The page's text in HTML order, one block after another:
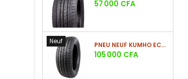
Prix
57 000 CFA
Neuf PNEU NEUF KUMHO ECSTA HS52 225/60 R17 99V
Prix
105 000 CFA